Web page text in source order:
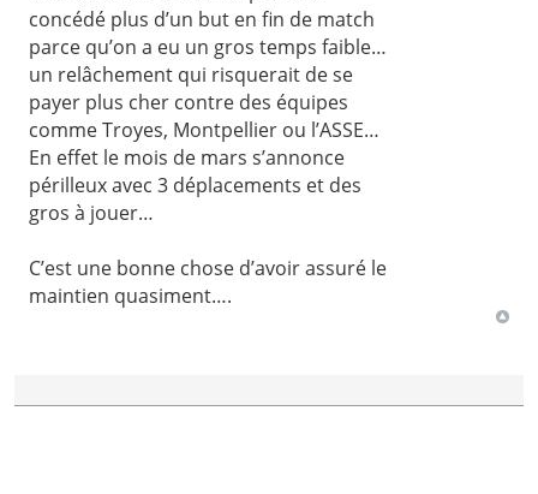
concédé plus d’un but en fin de match
parce qu’on a eu un gros temps faible…
un relâchement qui risquerait de se
payer plus cher contre des équipes
comme Troyes, Montpellier ou l’ASSE…
En effet le mois de mars s’annonce
périlleux avec 3 déplacements et des
gros à jouer…
C’est une bonne chose d’avoir assuré le
maintien quasiment….